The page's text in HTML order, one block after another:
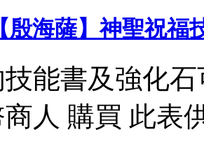
殷海薩】神聖祝福
能書及強化
人 購買 此表